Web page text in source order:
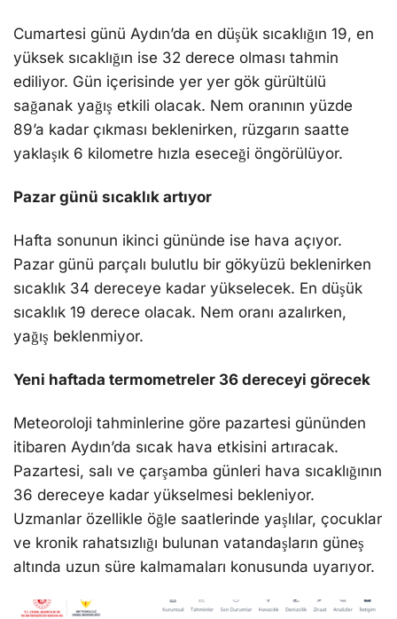
Cumartesi günü Aydın’da en düşük sıcaklığın 19, en
yüksek sıcaklığın ise 32 derece olması tahmin
ediliyor. Gün içerisinde yer yer gök gürültülü
sağanak yağış etkili olacak. Nem oranının yüzde
89’a kadar çıkması beklenirken, rüzgarın saatte
yaklaşık 6 kilometre hızla eseceği öngörülüyor.
Pazar günü sıcaklık artıyor
Hafta sonunun ikinci gününde ise hava açıyor.
Pazar günü parçalı bulutlu bir gökyüzü beklenirken
sıcaklık 34 dereceye kadar yükselecek. En düşük
sıcaklık 19 derece olacak. Nem oranı azalırken,
yağış beklenmiyor.
Yeni haftada termometreler 36 dereceyi görecek
Meteoroloji tahminlerine göre pazartesi gününden
itibaren Aydın’da sıcak hava etkisini artıracak.
Pazartesi, salı ve çarşamba günleri hava sıcaklığının
36 dereceye kadar yükselmesi bekleniyor.
Uzmanlar özellikle öğle saatlerinde yaşlılar, çocuklar
ve kronik rahatsızlığı bulunan vatandaşların güneş
altında uzun süre kalmamaları konusunda uyarıyor.